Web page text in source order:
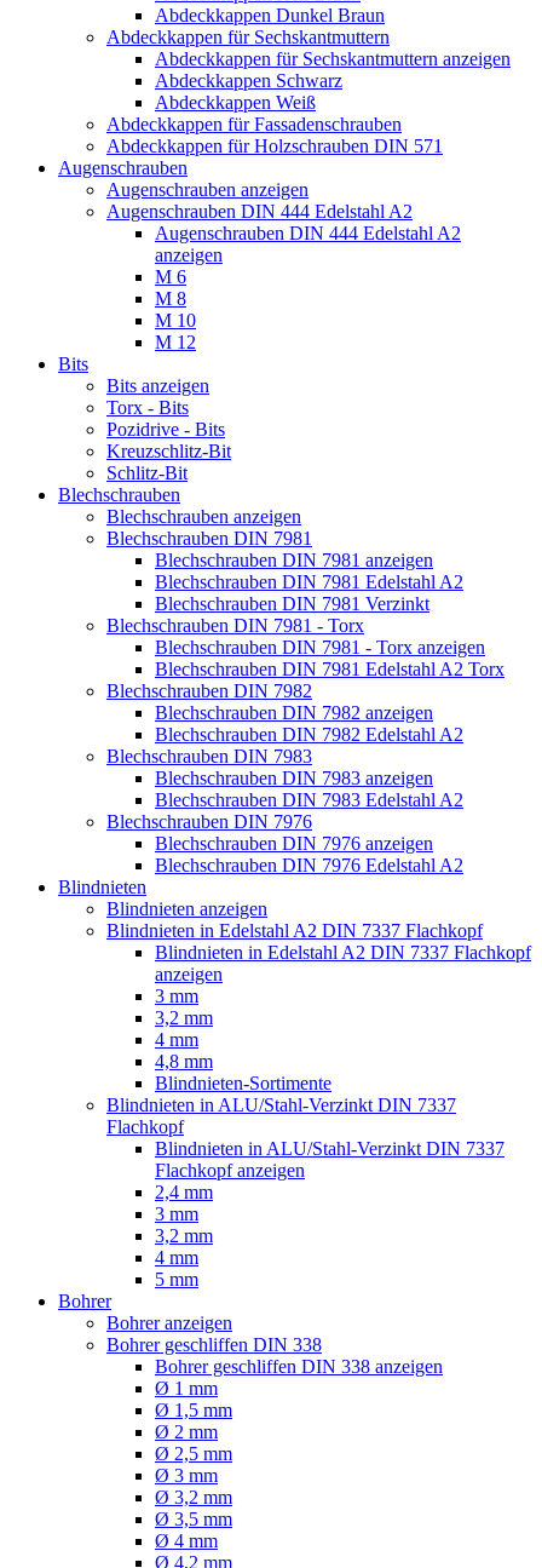
Abdeckkappen Dunkel Braun
Abdeckkappen für Sechskantmuttern
Abdeckkappen für Sechskantmuttern anzeigen
Abdeckkappen Schwarz
Abdeckkappen Weiß
Abdeckkappen für Fassadenschrauben
Abdeckkappen für Holzschrauben DIN 571
Augenschrauben
Augenschrauben anzeigen
Augenschrauben DIN 444 Edelstahl A2
Augenschrauben DIN 444 Edelstahl A2
anzeigen
M 6
M 8
M 10
M 12
Bits
Bits anzeigen
Torx - Bits
Pozidrive - Bits
Kreuzschlitz-Bit
Schlitz-Bit
Blechschrauben
Blechschrauben anzeigen
Blechschrauben DIN 7981
Blechschrauben DIN 7981 anzeigen
Blechschrauben DIN 7981 Edelstahl A2
Blechschrauben DIN 7981 Verzinkt
Blechschrauben DIN 7981 - Torx
Blechschrauben DIN 7981 - Torx anzeigen
Blechschrauben DIN 7981 Edelstahl A2 Torx
Blechschrauben DIN 7982
Blechschrauben DIN 7982 anzeigen
Blechschrauben DIN 7982 Edelstahl A2
Blechschrauben DIN 7983
Blechschrauben DIN 7983 anzeigen
Blechschrauben DIN 7983 Edelstahl A2
Blechschrauben DIN 7976
Blechschrauben DIN 7976 anzeigen
Blechschrauben DIN 7976 Edelstahl A2
Blindnieten
Blindnieten anzeigen
Blindnieten in Edelstahl A2 DIN 7337 Flachkopf
Blindnieten in Edelstahl A2 DIN 7337 Flachkopf
anzeigen
3 mm
3,2 mm
4 mm
4,8 mm
Blindnieten-Sortimente
Blindnieten in ALU/Stahl-Verzinkt DIN 7337
Flachkopf
Blindnieten in ALU/Stahl-Verzinkt DIN 7337
Flachkopf anzeigen
2,4 mm
3 mm
3,2 mm
4 mm
5 mm
Bohrer
Bohrer anzeigen
Bohrer geschliffen DIN 338
Bohrer geschliffen DIN 338 anzeigen
Ø 1 mm
Ø 1,5 mm
Ø 2 mm
Ø 2,5 mm
Ø 3 mm
Ø 3,2 mm
Ø 3,5 mm
Ø 4 mm
Ø 4,2 mm